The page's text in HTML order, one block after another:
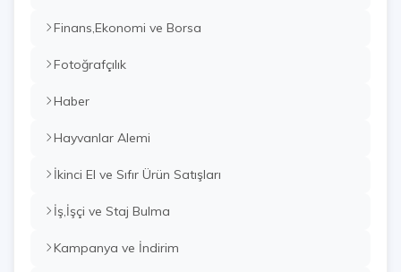
Finans,Ekonomi ve Borsa
Fotoğrafçılık
Haber
Hayvanlar Alemi
İkinci El ve Sıfır Ürün Satışları
İş,İşçi ve Staj Bulma
Kampanya ve İndirim